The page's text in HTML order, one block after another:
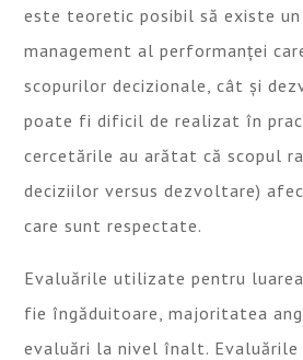
este teoretic posibil să existe un
management al performanței
scopurilor decizionale, cât și
poate fi dificil de realizat în
cercetările au arătat că scopul
deciziilor versus dezvoltare)
care sunt respectate.
Evaluările utilizate pentru
fie îngăduitoare, majoritatea
evaluări la nivel înalt. Evaluările